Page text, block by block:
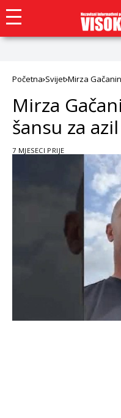
Početna Svijet Mirza
Mirza
šansu za
7 MJESECI PRIJE